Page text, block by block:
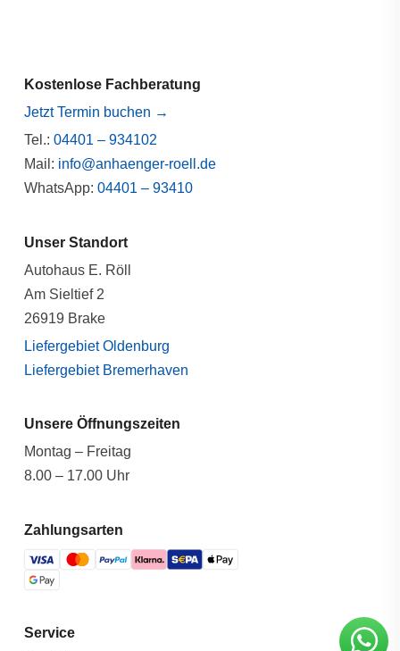
Kostenlose Fachberatung
Jetzt Termin buchen →
Tel.: 04401 – 934102
Mail: info@anhaenger-roell.de
WhatsApp: 04401 – 93410
Unser Standort
Autohaus E. Röll
Am Sieltief 2
26919 Brake
Liefergebiet Oldenburg
Liefergebiet Bremerhaven
Unsere Öffnungszeiten
Montag – Freitag
8.00 – 17.00 Uhr
Zahlungsarten
Service